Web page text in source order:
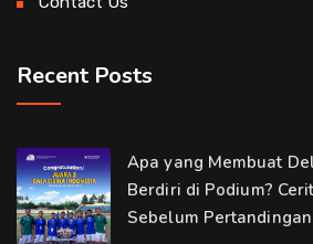
Recent Posts
Apa yang Membuat
Berdiri di Podium?
Sebelum Pertandingan